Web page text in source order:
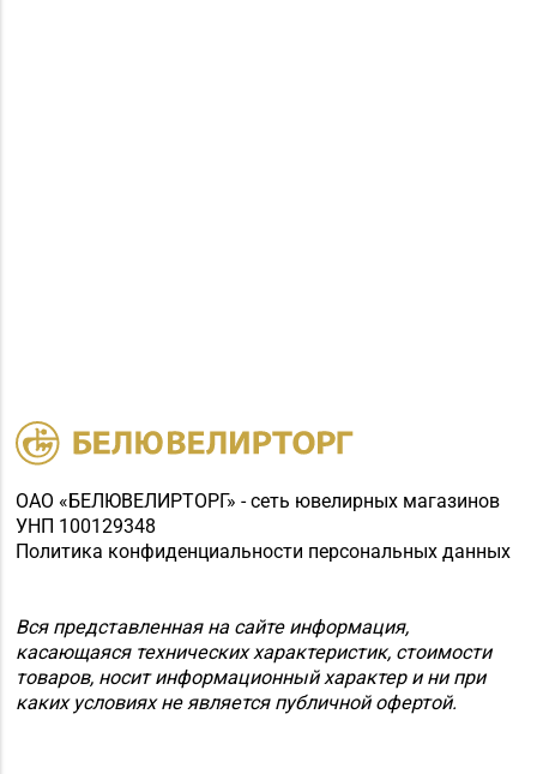
ОАО «БЕЛЮВЕЛИРТОРГ» - сеть ювелирных магазинов
УНП 100129348
Политика конфиденциальности персональных данных
Вся представленная на сайте информация,
касающаяся технических характеристик, стоимости
товаров, носит информационный характер и ни при
каких условиях не является публичной офертой.